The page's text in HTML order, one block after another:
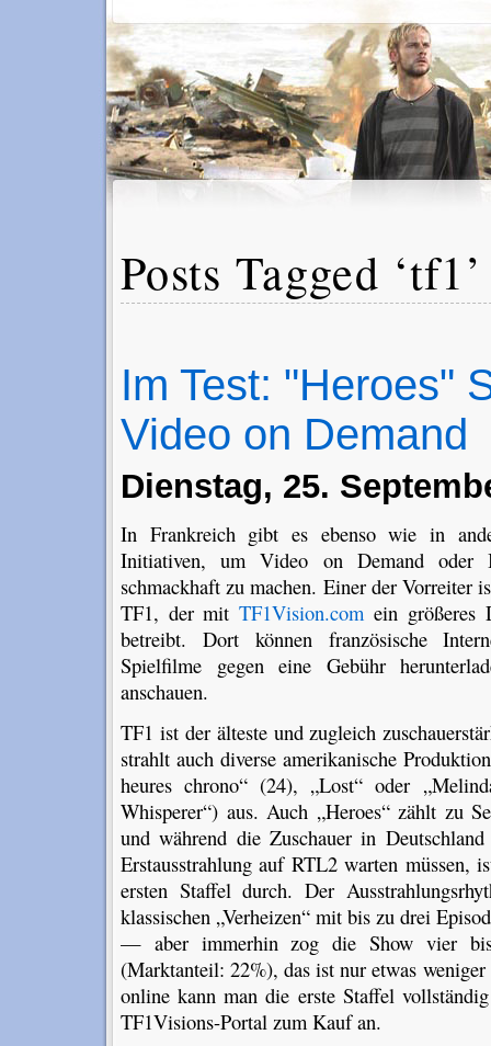
Posts Tagged ‘tf1’
Im Test: "Heroes"
Video on Demand
Dienstag, 25.
In Frankreich gibt es ebenso wie in
Initiativen, um Video on Demand oder
schmackhaft zu machen. Einer der Vorreiter
TF1, der mitTF1Vision.com ein größeres
betreibt. Dort können französische
Spielfilme gegen eine Gebühr
anschauen.
TF1 ist der älteste und zugleich
strahlt auch diverse amerikanische
heures chrono“ (24), „Lost“ oder
Whisperer“) aus. Auch „Heroes“ zählt zu
und während die Zuschauer in
Erstausstrahlung auf RTL2 warten müssen,
ersten Staffel durch. Der
klassischen „Verheizen“ mit bis zu drei
— aber immerhin zog die Show vier
(Marktanteil: 22%), das ist nur etwas
online kann man die erste Staffel
TF1Visions-Portal zum Kauf an.